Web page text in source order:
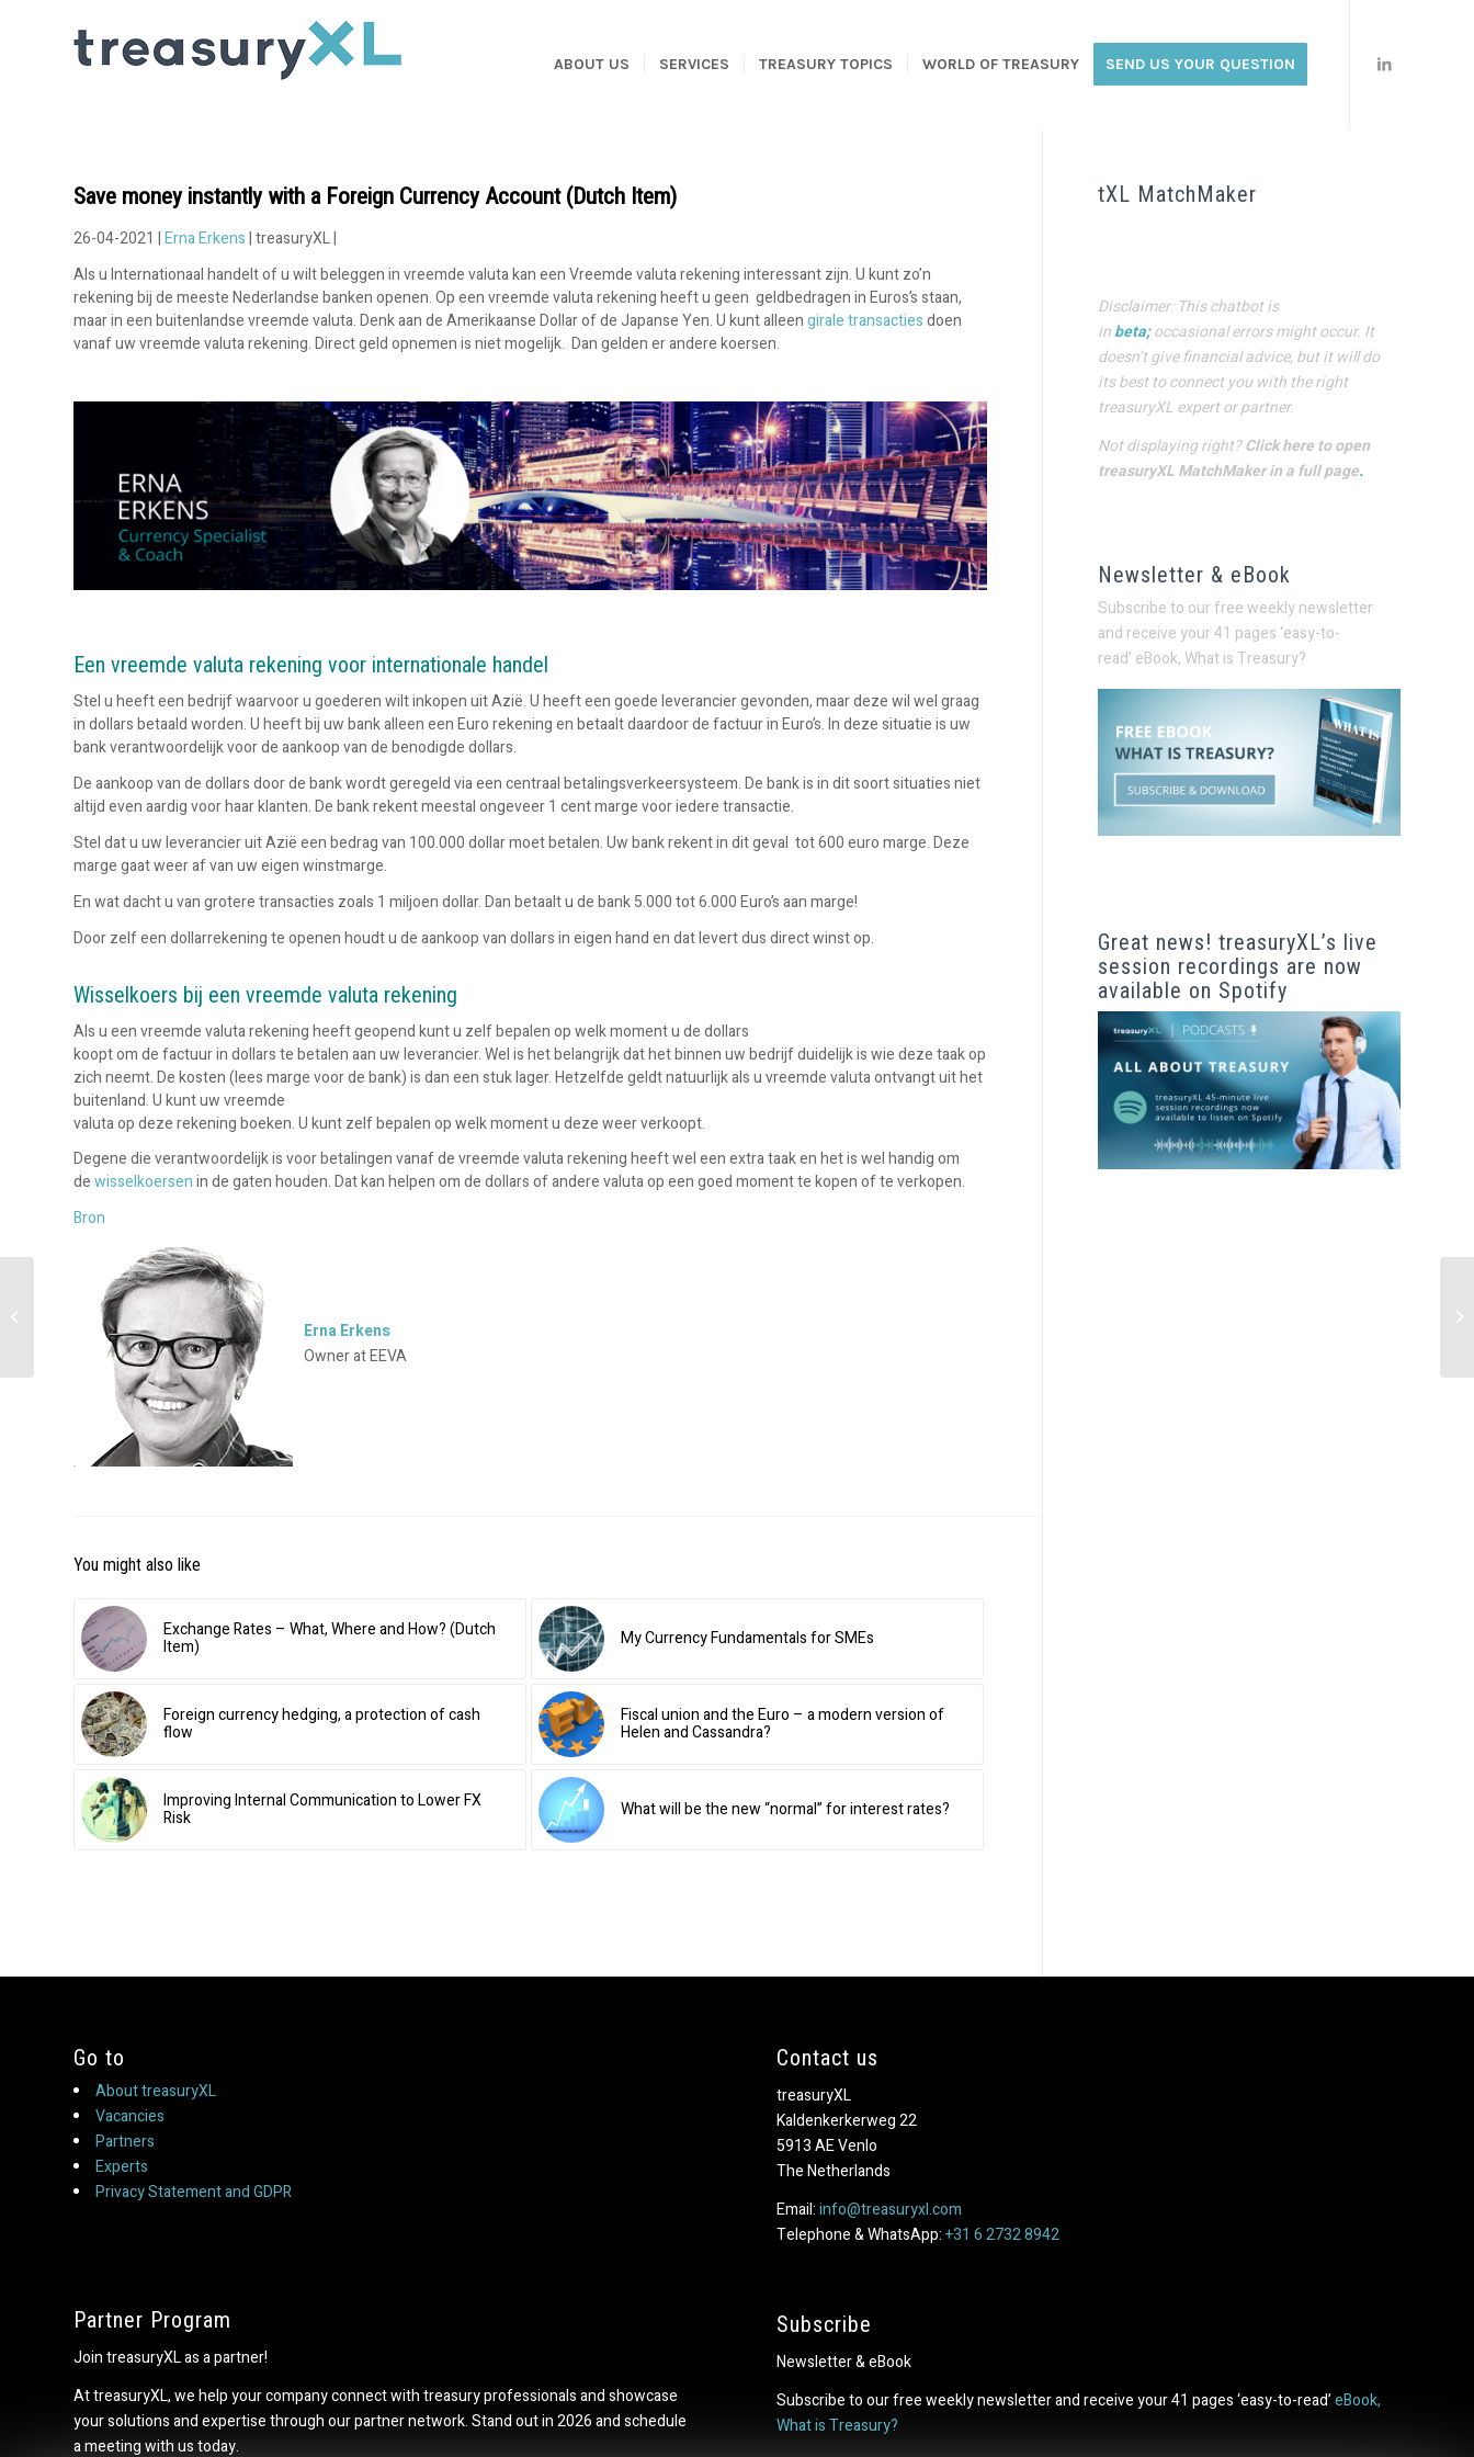
ABOUT US SERVICES TREASURY TOPICS WORLD OF TREASURY SEND US YOUR QUESTION
Save money instantly with a Foreign Currency Account (Dutch Item)
26-04-2021 |Erna Erkens| treasuryXL |
Als u Internationaal handelt of u wilt beleggen in vreemde valuta kan een Vreemde valuta rekening interessant zijn. U kunt zo’n
rekening bij de meeste Nederlandse banken openen. Op een vreemde valuta rekening heeft u geen geldbedragen in Euros’s staan,
maar in een buitenlandse vreemde valuta. Denk aan de Amerikaanse Dollar of de Japanse Yen. U kunt alleengirale transactiesdoen
vanaf uw vreemde valuta rekening. Direct geld opnemen is niet mogelijk. Dan gelden er andere koersen.
Een vreemde valuta rekening voor internationale handel
Stel u heeft een bedrijf waarvoor u goederen wilt inkopen uit Azië. U heeft een goede leverancier gevonden, maar deze wil wel graag
in dollars betaald worden. U heeft bij uw bank alleen een Euro rekening en betaalt daardoor de factuur in Euro’s. In deze situatie is uw
bank verantwoordelijk voor de aankoop van de benodigde dollars.
De aankoop van de dollars door de bank wordt geregeld via een centraal betalingsverkeersysteem. De bank is in dit soort situaties niet
altijd even aardig voor haar klanten. De bank rekent meestal ongeveer 1 cent marge voor iedere transactie.
Stel dat u uw leverancier uit Azië een bedrag van 100.000 dollar moet betalen. Uw bank rekent in dit geval tot 600 euro marge. Deze
marge gaat weer af van uw eigen winstmarge.
En wat dacht u van grotere transacties zoals 1 miljoen dollar. Dan betaalt u de bank 5.000 tot 6.000 Euro’s aan marge!
Door zelf een dollarrekening te openen houdt u de aankoop van dollars in eigen hand en dat levert dus direct winst op.
Wisselkoers bij een vreemde valuta rekening
Als u een vreemde valuta rekening heeft geopend kunt u zelf bepalen op welk moment u de dollars
koopt om de factuur in dollars te betalen aan uw leverancier. Wel is het belangrijk dat het binnen uw bedrijf duidelijk is wie deze taak op
zich neemt. De kosten (lees marge voor de bank) is dan een stuk lager. Hetzelfde geldt natuurlijk als u vreemde valuta ontvangt uit het
buitenland. U kunt uw vreemde
valuta op deze rekening boeken. U kunt zelf bepalen op welk moment u deze weer verkoopt.
Degene die verantwoordelijk is voor betalingen vanaf de vreemde valuta rekening heeft wel een extra taak en het is wel handig om
dewisselkoersenin de gaten houden. Dat kan helpen om de dollars of andere valuta op een goed moment te kopen of te verkopen.
Bron
Erna Erkens
Owner at EEVA
You might also like
Exchange Rates – What, Where and How? (Dutch
Item) My Currency Fundamentals for SMEs
Foreign currency hedging, a protection of cash
flow
Fiscal union and the Euro – a modern version of
Helen and Cassandra?
Improving Internal Communication to Lower FX
Risk What will be the new “normal” for interest rates?
tXL MatchMaker
Disclaimer: This chatbot is
inbeta;occasional errors might occur. It
doesn’t give financial advice, but it will do
its best to connect you with the right
treasuryXL expert or partner.
Not displaying right?Click here to open
treasuryXL MatchMaker in a full page.
Newsletter & eBook
Subscribe to our free weekly newsletter
and receive your 41 pages ‘easy-to-
read’ eBook, What is Treasury?
Great news! treasuryXL’s live
session recordings are now
available on Spotify
Go to
About treasuryXL
Vacancies
Partners
Experts
Privacy Statement and GDPR
Partner Program
Join treasuryXL as a partner!
At treasuryXL, we help your company connect with treasury professionals and showcase
your solutions and expertise through our partner network. Stand out in 2026 and schedule
a meeting with us today.
Contact us
treasuryXL
Kaldenkerkerweg 22
5913 AE Venlo
The Netherlands
Email:info@treasuryxl.com
Telephone & WhatsApp:+31 6 2732 8942
Subscribe
Newsletter & eBook
Subscribe to our free weekly newsletter and receive your 41 pages ‘easy-to-read’eBook,
What is Treasury?
How to make a quick
business payment with
a spot transfer